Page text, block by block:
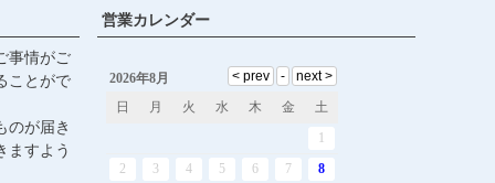
ップ
事情がご
ことがで
のが届き
ますよう
営業カレンダー